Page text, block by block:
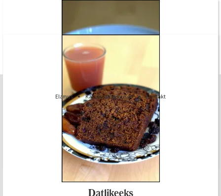
Köögiviljasupp ubade ja makaronidega
Datlikeeks
Elamus Kasutustingimused Kontakt
Kõik Kodukokad internetileheküljel avaldatud materjalid (postitused, tekstid,
pildid, graafika jms) on intellektuaalse omandi ese ning nende ilma loata
kasutamine on keelatud.